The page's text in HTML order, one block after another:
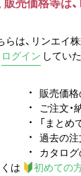
らは、リンエイ
ログイン してい
販売価
ご注文・
「まとめ
過去の
カタログ
は
初めての